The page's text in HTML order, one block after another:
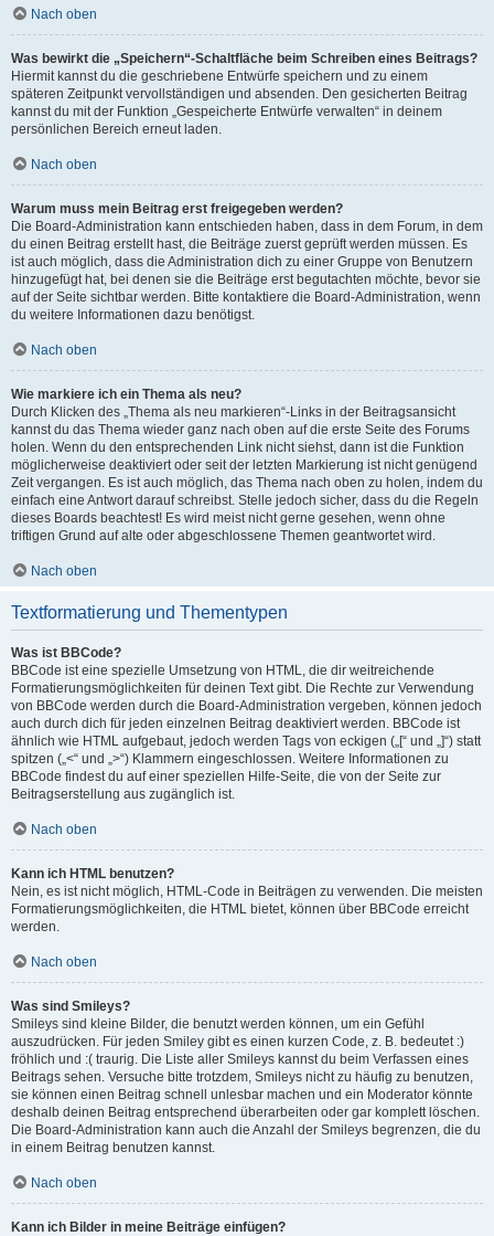
Nach oben
Was bewirkt die „Speichern“-Schaltfläche beim Schreiben eines Beitrags?
Hiermit kannst du die geschriebene Entwürfe speichern und zu einem
späteren Zeitpunkt vervollständigen und absenden. Den gesicherten Beitrag
kannst du mit der Funktion „Gespeicherte Entwürfe verwalten“ in deinem
persönlichen Bereich erneut laden.
Nach oben
Warum muss mein Beitrag erst freigegeben werden?
Die Board-Administration kann entschieden haben, dass in dem Forum, in dem
du einen Beitrag erstellt hast, die Beiträge zuerst geprüft werden müssen. Es
ist auch möglich, dass die Administration dich zu einer Gruppe von Benutzern
hinzugefügt hat, bei denen sie die Beiträge erst begutachten möchte, bevor sie
auf der Seite sichtbar werden. Bitte kontaktiere die Board-Administration, wenn
du weitere Informationen dazu benötigst.
Nach oben
Wie markiere ich ein Thema als neu?
Durch Klicken des „Thema als neu markieren“-Links in der Beitragsansicht
kannst du das Thema wieder ganz nach oben auf die erste Seite des Forums
holen. Wenn du den entsprechenden Link nicht siehst, dann ist die Funktion
möglicherweise deaktiviert oder seit der letzten Markierung ist nicht genügend
Zeit vergangen. Es ist auch möglich, das Thema nach oben zu holen, indem du
einfach eine Antwort darauf schreibst. Stelle jedoch sicher, dass du die Regeln
dieses Boards beachtest! Es wird meist nicht gerne gesehen, wenn ohne
triftigen Grund auf alte oder abgeschlossene Themen geantwortet wird.
Nach oben
Textformatierung und Thementypen
Was ist BBCode?
BBCode ist eine spezielle Umsetzung von HTML, die dir weitreichende
Formatierungsmöglichkeiten für deinen Text gibt. Die Rechte zur Verwendung
von BBCode werden durch die Board-Administration vergeben, können jedoch
auch durch dich für jeden einzelnen Beitrag deaktiviert werden. BBCode ist
ähnlich wie HTML aufgebaut, jedoch werden Tags von eckigen („[“ und „]“) statt
spitzen („<“ und „>“) Klammern eingeschlossen. Weitere Informationen zu
BBCode findest du auf einer speziellen Hilfe-Seite, die von der Seite zur
Beitragserstellung aus zugänglich ist.
Nach oben
Kann ich HTML benutzen?
Nein, es ist nicht möglich, HTML-Code in Beiträgen zu verwenden. Die meisten
Formatierungsmöglichkeiten, die HTML bietet, können über BBCode erreicht
werden.
Nach oben
Was sind Smileys?
Smileys sind kleine Bilder, die benutzt werden können, um ein Gefühl
auszudrücken. Für jeden Smiley gibt es einen kurzen Code, z. B. bedeutet :)
fröhlich und :( traurig. Die Liste aller Smileys kannst du beim Verfassen eines
Beitrags sehen. Versuche bitte trotzdem, Smileys nicht zu häufig zu benutzen,
sie können einen Beitrag schnell unlesbar machen und ein Moderator könnte
deshalb deinen Beitrag entsprechend überarbeiten oder gar komplett löschen.
Die Board-Administration kann auch die Anzahl der Smileys begrenzen, die du
in einem Beitrag benutzen kannst.
Nach oben
Kann ich Bilder in meine Beiträge einfügen?